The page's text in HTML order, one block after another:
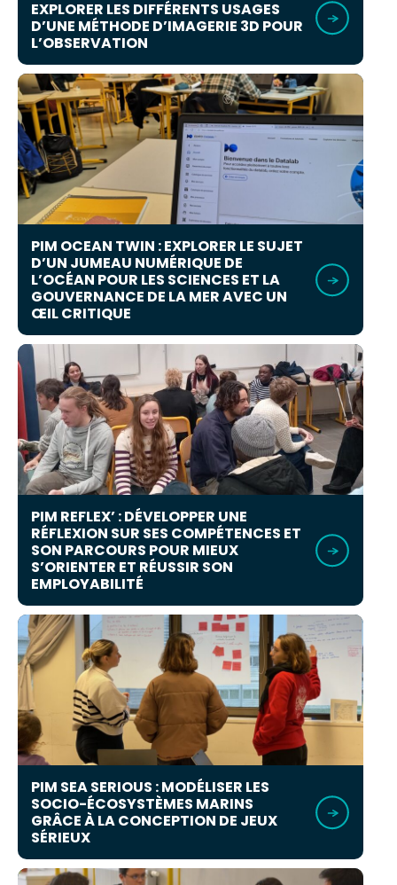
EXPLORER LES DIFFÉRENTS USAGES
D’UNE MÉTHODE D’IMAGERIE 3D POUR
L’OBSERVATION
PIM OCEAN TWIN : EXPLORER LE SUJET
D’UN JUMEAU NUMÉRIQUE DE
L’OCÉAN POUR LES SCIENCES ET LA
GOUVERNANCE DE LA MER AVEC UN
ŒIL CRITIQUE
PIM REFLEX’ : DÉVELOPPER UNE
RÉFLEXION SUR SES COMPÉTENCES ET
SON PARCOURS POUR MIEUX
S’ORIENTER ET RÉUSSIR SON
EMPLOYABILITÉ
PIM SEA SERIOUS : MODÉLISER LES
SOCIO-ÉCOSYSTÈMES MARINS
GRÂCE À LA CONCEPTION DE JEUX
SÉRIEUX